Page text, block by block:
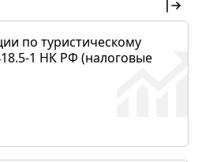
по туристическому
1 НК РФ (налоговые